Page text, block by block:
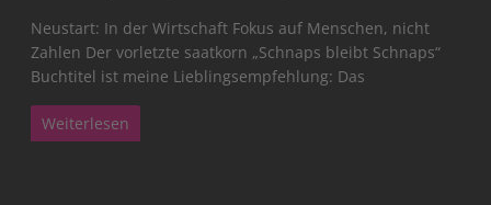
Neustart: In der Wirtschaft Fokus auf Menschen, nicht
Zahlen Der vorletzte saatkorn „Schnaps bleibt Schnaps“
Buchtitel ist meine Lieblingsempfehlung: Das
Weiterlesen